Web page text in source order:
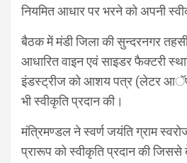
नियमित आधार पर भरने को अपनी
बैठक में मंडी जिला की सुन्दरनगर
आधारित वाइन एवं साइडर फैक्टरी
इंडस्ट्रीज को आशय पत्र (लेटर
भी स्वीकृति प्रदान की।
मंत्रिमण्डल ने स्वर्ण जयंति ग्राम
प्रारूप को स्वीकृति प्रदान की जिससे